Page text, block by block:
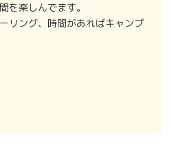
を楽しんでます。
リング、時間があればキャンプ